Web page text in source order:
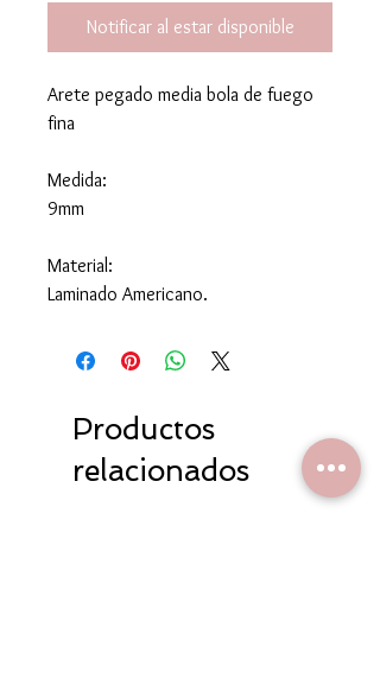
Notificar al estar disponible
Arete pegado media bola de fuego
fina
Medida:
9mm
Material:
Laminado Americano.
Productos
relacionados